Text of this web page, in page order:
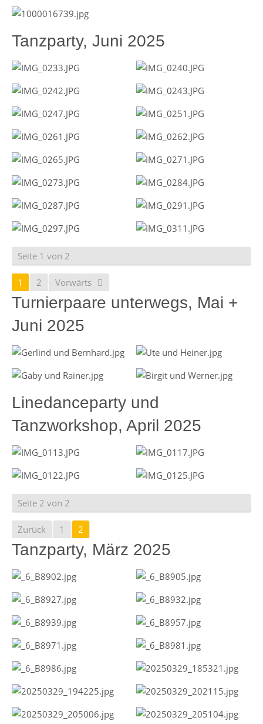
Tanzparty, Juni 2025
Seite 1 von 2
1 2 Vorwärts
Turnierpaare unterwegs, Mai +
Juni 2025
Linedanceparty und
Tanzworkshop, April 2025
Seite 2 von 2
Zurück 1 2
Tanzparty, März 2025